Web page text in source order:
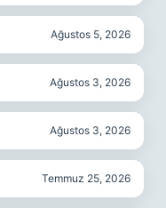
Ağustos 5, 2026
Ağustos 3, 2026
Ağustos 3, 2026
Temmuz 25, 2026